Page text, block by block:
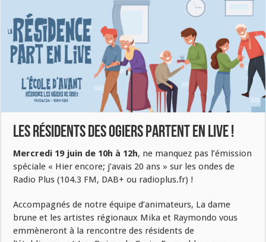
Les résidents des Ogiers partent en LIVE !
Mercredi 19 juin de 10h à 12h, ne manquez pas l’émission
spéciale « Hier encore; j’avais 20 ans » sur les ondes de
Radio Plus (104.3 FM, DAB+ ou radioplus.fr) !
Accompagnés de notre équipe d’animateurs, La dame
brune et les artistes régionaux Mika et Raymondo vous
emmèneront à la rencontre des résidents de